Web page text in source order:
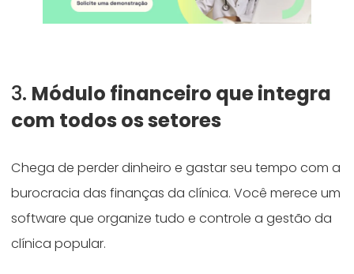
3. Módulo financeiro que integra
com todos os setores
Chega de perder dinheiro e gastar seu tempo com a
burocracia das finanças da clínica. Você merece um
software que organize tudo e controle a gestão da
clínica popular.